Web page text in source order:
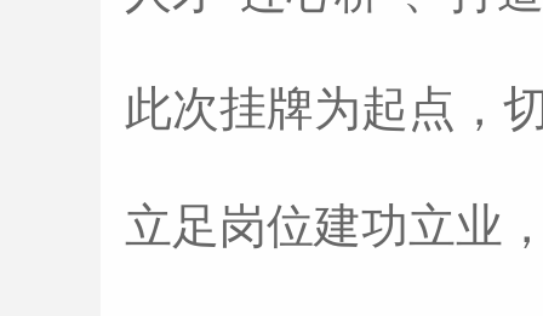
此次挂牌为起点，
立足岗位建功立业